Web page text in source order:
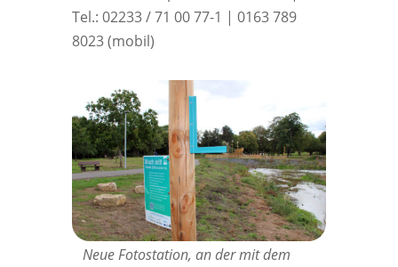
Tel.: 02233 / 71 00 77-1 | 0163 789
8023 (mobil)
Neue Fotostation, an der mit dem